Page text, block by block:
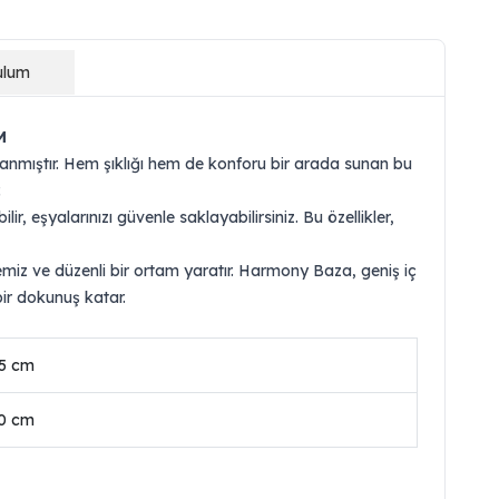
Hem şıklığı hem de konforu bir arada sunan bu
eşyalarınızı güvenle saklayabilirsiniz. Bu özellikler,
ve düzenli bir ortam yaratır. Harmony Baza, geniş iç
dokunuş katar.
cm
cm